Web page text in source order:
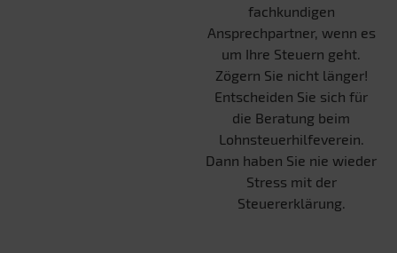
fachkundigen
Ansprechpartner, wenn es
um Ihre Steuern geht.
Zögern Sie nicht länger!
Entscheiden Sie sich für
die Beratung beim
Lohnsteuerhilfeverein.
Dann haben Sie nie wieder
Stress mit der
Steuererklärung.